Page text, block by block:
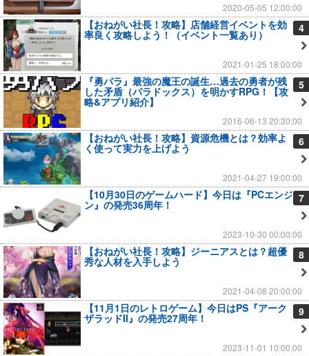
2020-05-05 12:00:00
4
【おねがい社長！攻略】店舗経営イベントを効
率良く攻略しよう！（イベント一覧あり）
2021-01-25 18:00:00
5
『勇パラ』最強の魔王の誕生…過去の勇者が残
した矛盾（パラドックス）を明かすRPG！【攻
略&アプリ紹介】
2016-06-13 20:30:00
6
【おねがい社長！攻略】資源危機とは？効率よ
く使って実力を上げよう
2021-04-27 19:00:00
7
【10月30日のゲームハード】今日は『PCエンジ
ン』の発売36周年！
2023-10-30 00:00:00
8
【おねがい社長！攻略】ジーニアスとは？超優
秀な人材を入手しよう
2021-04-08 20:00:00
9
【11月1日のレトロゲーム】今日はPS『アーク
ザラッドII』の発売27周年！
2023-11-01 10:00:00